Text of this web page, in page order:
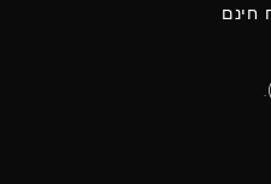
חינם